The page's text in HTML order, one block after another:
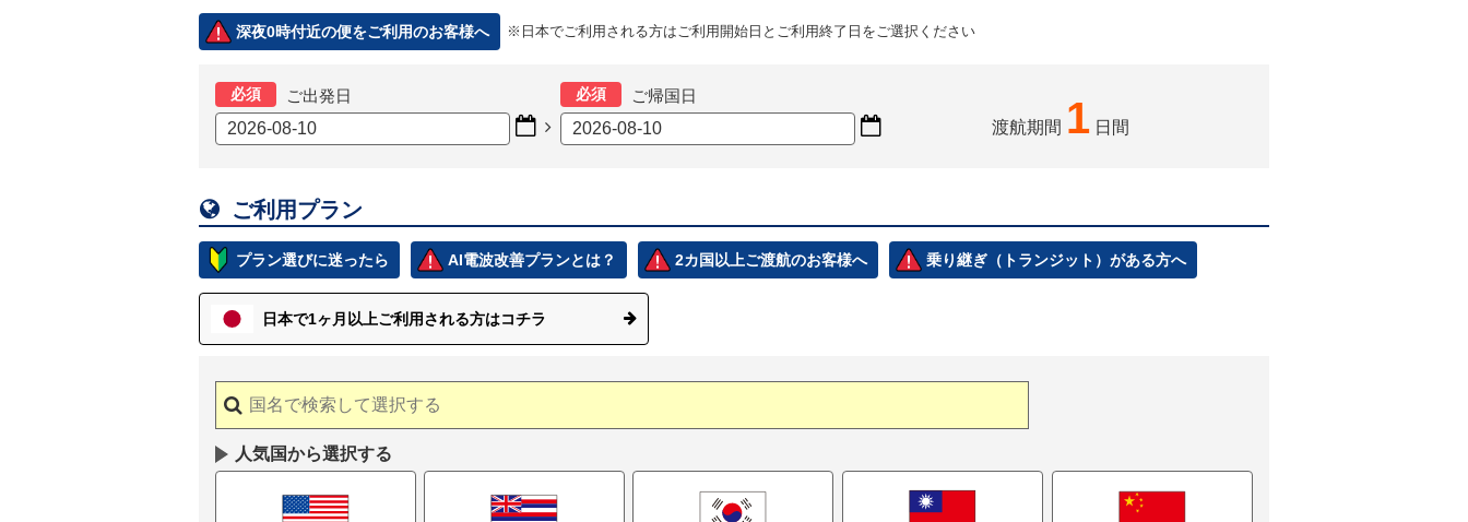
深夜0時付近の便をご利用のお客様へ ※日本でご利用される方はご利用開始日とご利用終了日をご選択ください
必須 ご出発日
 
必須 ご帰国日
 渡航期間 1 日間
 ご利用プラン
プラン選びに迷ったら AI電波改善プランとは？ 2カ国以上ご渡航のお客様へ 乗り継ぎ（トランジット）がある方へ
日本で1ヶ月以上ご利用される方はコチラ
人気国から選択する